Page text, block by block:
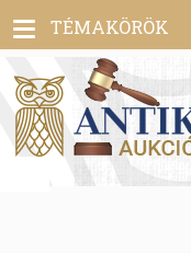
Toggle
navigation
TÉMAKÖRÖK